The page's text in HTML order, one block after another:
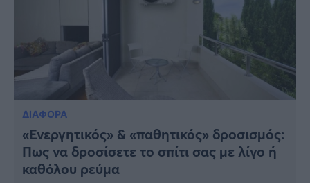
ΔΙΑΦΟΡΑ
«Ενεργητικός» & «παθητικός» δροσισμός:
Πως να δροσίσετε το σπίτι σας με λίγο ή
καθόλου ρεύμα